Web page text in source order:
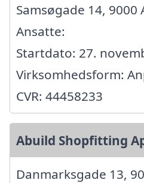
Samsøgade 14, 9000
Ansatte:
Startdato: 27.
Virksomhedsform:
CVR: 44458233
Abuild Shopfitting
Danmarksgade 13,